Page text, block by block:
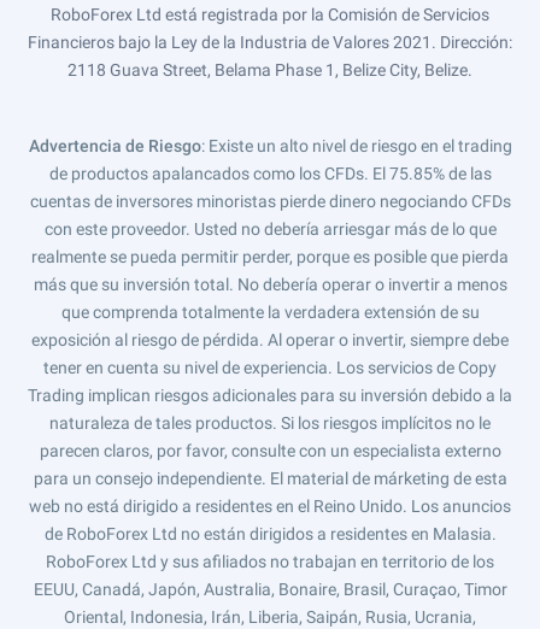
RoboForex Ltd está registrada por la Comisión de Servicios
Financieros bajo la Ley de la Industria de Valores 2021. Dirección:
2118 Guava Street, Belama Phase 1, Belize City, Belize.
Advertencia de Riesgo: Existe un alto nivel de riesgo en el trading
de productos apalancados como los CFDs. El 75.85% de las
cuentas de inversores minoristas pierde dinero negociando CFDs
con este proveedor. Usted no debería arriesgar más de lo que
realmente se pueda permitir perder, porque es posible que pierda
más que su inversión total. No debería operar o invertir a menos
que comprenda totalmente la verdadera extensión de su
exposición al riesgo de pérdida. Al operar o invertir, siempre debe
tener en cuenta su nivel de experiencia. Los servicios de Copy
Trading implican riesgos adicionales para su inversión debido a la
naturaleza de tales productos. Si los riesgos implícitos no le
parecen claros, por favor, consulte con un especialista externo
para un consejo independiente. El material de márketing de esta
web no está dirigido a residentes en el Reino Unido. Los anuncios
de RoboForex Ltd no están dirigidos a residentes en Malasia.
RoboForex Ltd y sus afiliados no trabajan en territorio de los
EEUU, Canadá, Japón, Australia, Bonaire, Brasil, Curaçao, Timor
Oriental, Indonesia, Irán, Liberia, Saipán, Rusia, Ucrania,